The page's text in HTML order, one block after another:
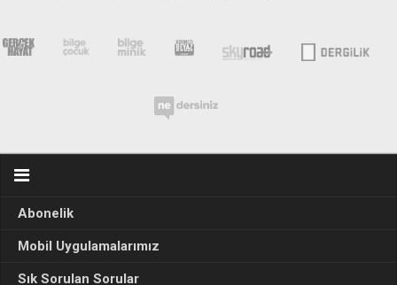
Abonelik
Mobil Uygulamalarımız
Sık Sorulan Sorular